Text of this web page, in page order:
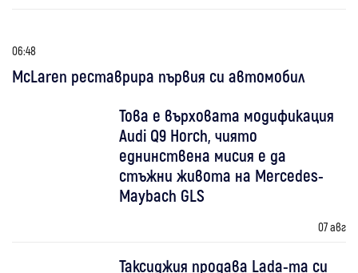
06:48
McLaren реставрира първия си автомобил
Това е върховата модификация
Audi Q9 Horch, чиято
еднинствена мисия е да
стъжни живота на Mercedes-
Maybach GLS
07 авг
Таксиджия продава Lada-та си